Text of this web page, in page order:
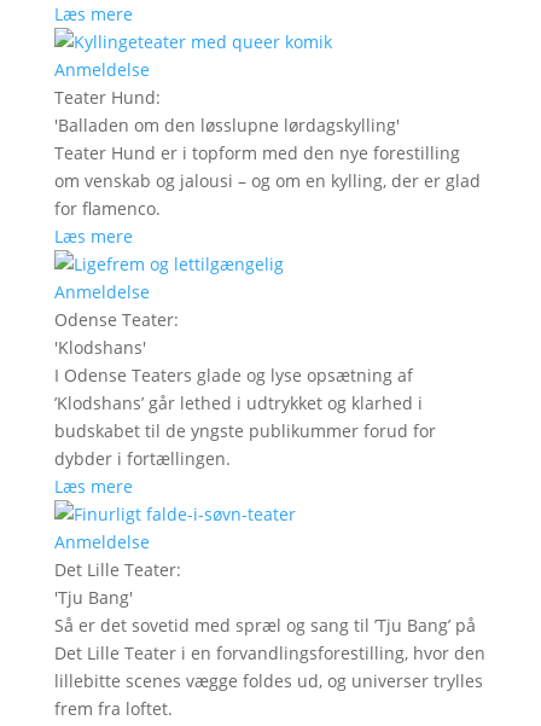
Læs mere
Anmeldelse
Teater Hund:
'Balladen om den løsslupne lørdagskylling'
Teater Hund er i topform med den nye forestilling
om venskab og jalousi – og om en kylling, der er glad
for flamenco.
Læs mere
Anmeldelse
Odense Teater:
'Klodshans'
I Odense Teaters glade og lyse opsætning af
’Klodshans’ går lethed i udtrykket og klarhed i
budskabet til de yngste publikummer forud for
dybder i fortællingen.
Læs mere
Anmeldelse
Det Lille Teater:
'Tju Bang'
Så er det sovetid med spræl og sang til ’Tju Bang’ på
Det Lille Teater i en forvandlingsforestilling, hvor den
lillebitte scenes vægge foldes ud, og universer trylles
frem fra loftet.